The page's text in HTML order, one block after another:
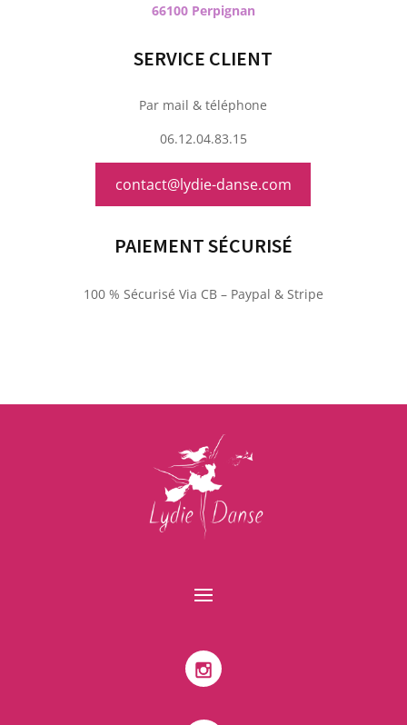
66100 Perpignan
SERVICE CLIENT
Par mail & téléphone
06.12.04.83.15
contact@lydie-danse.com
PAIEMENT SÉCURISÉ
100 % Sécurisé Via CB – Paypal & Stripe